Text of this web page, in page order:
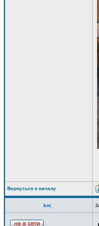
Вернуться к началу
kot_